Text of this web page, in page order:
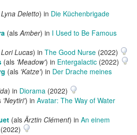
Lyna Deletto) in Die Küchenbrigade
(alsAmber) in I Used to Be Famous
Lori Lucas) in The Good Nurse (2022)
(als 'Meadow') in Entergalactic (2022)
(als 'Katze') in Der Drache meines
) in Diorama (2022)
'Neytiri') in Avatar: The Way of Water
(alsÄrztin Clément) in An einem
(2022)